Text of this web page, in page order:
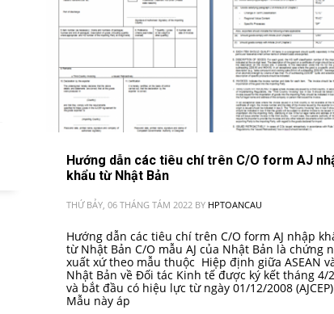
Hướng dẫn các tiêu chí trên C/O form AJ
khẩu từ Nhật Bản
THỨ BẢY, 06 THÁNG TÁM 2022 BY HPTOANCAU
Hướng dẫn các tiêu chí trên C/O form AJ nhập
từ Nhật Bản C/O mẫu AJ của Nhật Bản là chứng
xuất xứ theo mẫu thuộc Hiệp định giữa ASEAN
Nhật Bản về Đối tác Kinh tế được ký kết tháng 4/
và bắt đầu có hiệu lực từ ngày 01/12/2008
Mẫu này áp